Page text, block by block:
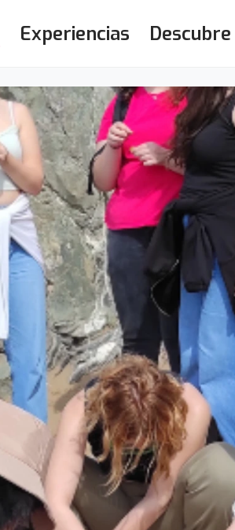
Experiencias Descubre